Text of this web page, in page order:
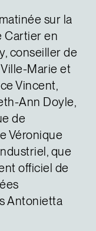
sur la
Cartier en
conseiller de
Ville-Marie et
Vincent,
Ann Doyle,
de
Véronique
que
officiel de
Antonietta